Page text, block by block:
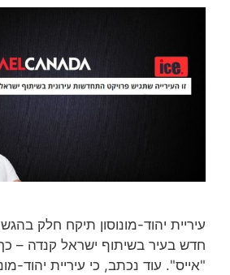
עיריית יהוד-מונוסון תיקח חלק
חדש בעיר בשיתוף ישראל קנדה –
"אייס". עוד נכתב, כי עיריית יהוד-